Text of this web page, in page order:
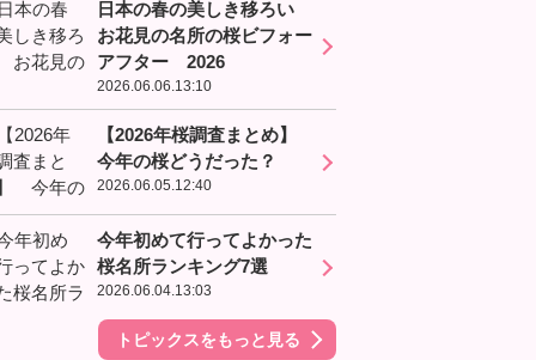
日本の春の美しき移ろい
お花見の名所の桜ビフォー
アフター 2026
2026.06.06.13:10
【2026年桜調査まとめ】
今年の桜どうだった？
2026.06.05.12:40
今年初めて行ってよかった
桜名所ランキング7選
2026.06.04.13:03
トピックスをもっと見る